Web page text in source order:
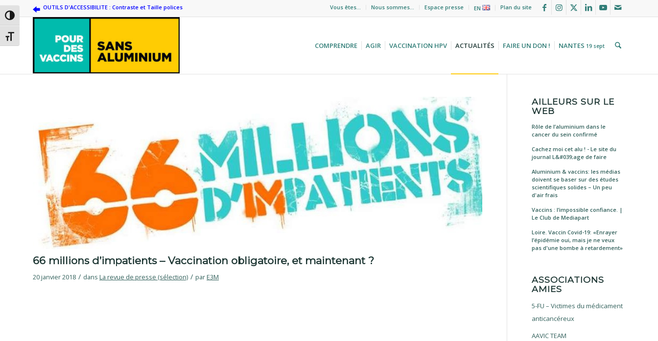
Passer en contraste élevé
Changer la taille de la police
Vous êtes… Nous sommes… Espace presse EN Plan du site
OUTILS D'ACCESSIBILITE : Contraste et Taille polices
COMPRENDRE AGIR VACCINATION HPV ACTUALITÉS FAIRE UN DON ! NANTES 19 sept
66 millions d’impatients – Vaccination obligatoire, et maintenant ?
20 janvier 2018 / dans La revue de presse (sélection) / parE3M
AILLEURS SUR LE
WEB
Rôle de l’aluminium dans le
cancer du sein confirmé
Cachez moi cet alu ! - Le site du
journal L&#039;age de faire
Aluminium & vaccins: les médias
doivent se baser sur des études
scientifiques solides – Un peu
d'air frais
Vaccins : l’impossible confiance. |
Le Club de Mediapart
Loire. Vaccin Covid-19: «Enrayer
l’épidémie oui, mais je ne veux
pas d'une bombe à retardement»
ASSOCIATIONS
AMIES
5-FU – Victimes du médicament
anticancéreux
AAVIC TEAM